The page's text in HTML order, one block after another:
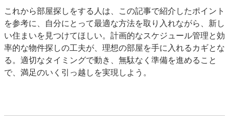
これから部屋探しをする人は、この記事で紹介したポイント
を参考に、自分にとって最適な方法を取り入れながら、新し
い住まいを見つけてほしい。計画的なスケジュール管理と効
率的な物件探しの工夫が、理想の部屋を手に入れるカギとな
る。適切なタイミングで動き、無駄なく準備を進めること
で、満足のいく引っ越しを実現しよう。